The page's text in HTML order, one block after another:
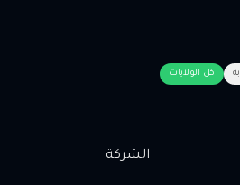
كل الولايات
الشركة